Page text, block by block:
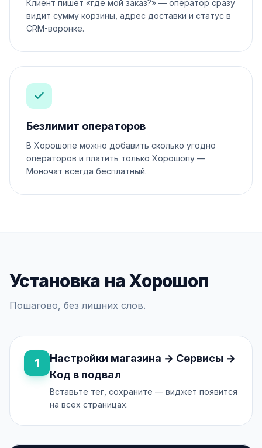
Клиент пишет «где мой заказ?» — оператор сразу
видит сумму корзины, адрес доставки и статус в
CRM-воронке.
Безлимит операторов
В Хорошопе можно добавить сколько угодно
операторов и платить только Хорошопу —
Моночат всегда бесплатный.
Установка на Хорошоп
Пошагово, без лишних слов.
1
Настройки магазина → Сервисы →
Код в подвал
Вставьте тег, сохраните — виджет появится
на всех страницах.